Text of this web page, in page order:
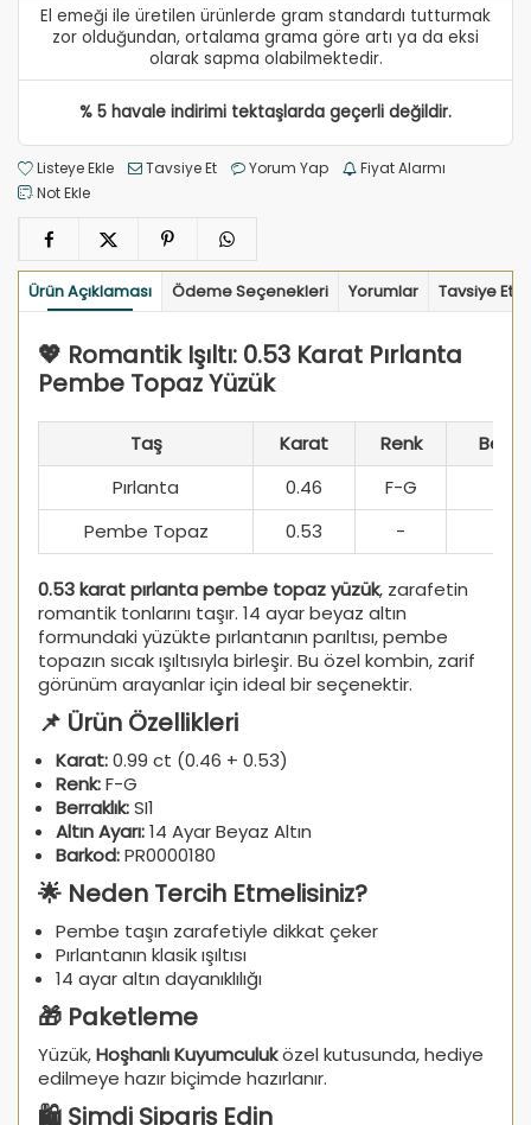
El emeği ile üretilen ürünlerde gram standardı tutturmak
zor olduğundan, ortalama grama göre artı ya da eksi
olarak sapma olabilmektedir.
% 5 havale indirimi tektaşlarda geçerli değildir.
Listeye Ekle Tavsiye Et Yorum Yap
Fiyat Alarmı
Not Ekle
Ürün Açıklaması Ödeme Seçenekleri Yorumlar Tavsiye Et
💖 Romantik Işıltı: 0.53 Karat Pırlanta
Pembe Topaz Yüzük
Taş Karat Renk
Pırlanta
0.46 F-G
Pembe Topaz
0.53 -
0.53 karat pırlanta pembe topaz yüzük, zarafetin
romantik tonlarını taşır. 14 ayar beyaz altın
formundaki yüzükte pırlantanın parıltısı, pembe
topazın sıcak ışıltısıyla birleşir. Bu özel kombin, zarif
görünüm arayanlar için ideal bir seçenektir.
📌 Ürün Özellikleri
Karat:0.99 ct (0.46 + 0.53)
Renk:F-G
Berraklık:SI1
Altın Ayarı:14 Ayar Beyaz Altın
Barkod:PR0000180
🌟 Neden Tercih Etmelisiniz?
Pembe taşın zarafetiyle dikkat çeker
Pırlantanın klasik ışıltısı
14 ayar altın dayanıklılığı
🎁 Paketleme
Yüzük,Hoşhanlı Kuyumculuközel kutusunda, hediye
edilmeye hazır biçimde hazırlanır.
🛍️ Şimdi Sipariş Edin